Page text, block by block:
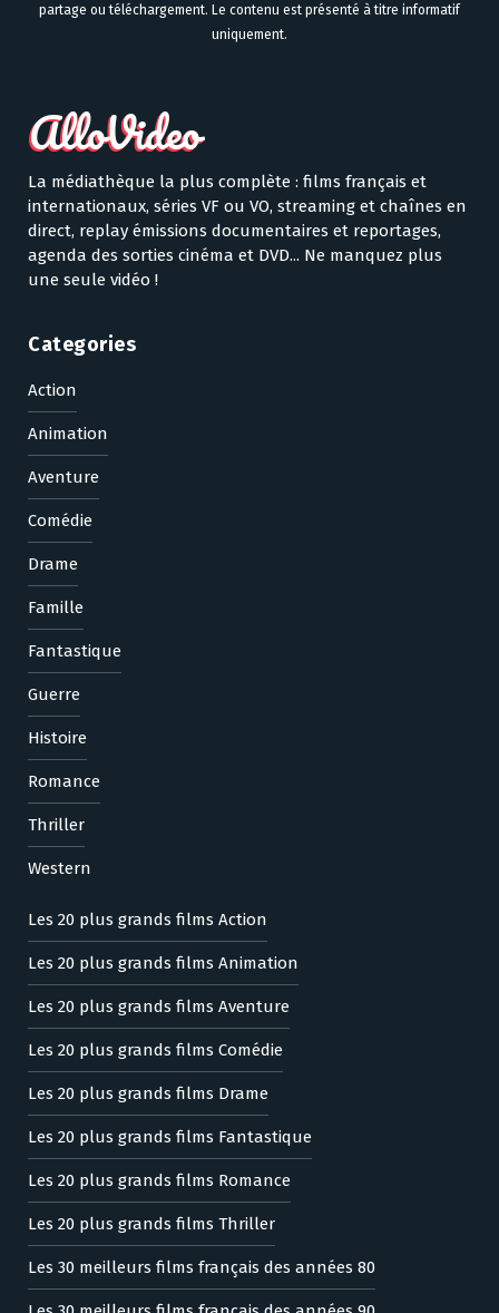
partage ou téléchargement. Le contenu est présenté à titre informatif
uniquement.
La médiathèque la plus complète : films français et
internationaux, séries VF ou VO, streaming et chaînes en
direct, replay émissions documentaires et reportages,
agenda des sorties cinéma et DVD... Ne manquez plus
une seule vidéo !
Categories
Action
Animation
Aventure
Comédie
Drame
Famille
Fantastique
Guerre
Histoire
Romance
Thriller
Western
Les 20 plus grands films Action
Les 20 plus grands films Animation
Les 20 plus grands films Aventure
Les 20 plus grands films Comédie
Les 20 plus grands films Drame
Les 20 plus grands films Fantastique
Les 20 plus grands films Romance
Les 20 plus grands films Thriller
Les 30 meilleurs films français des années 80